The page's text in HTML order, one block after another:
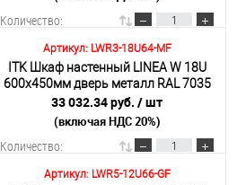
Количество:
В корзину
Подробнее
Артикул: LWR3-18U64-MF
ITK Шкаф настенный LINEA W 18U
600х450мм дверь металл RAL 7035
33 032.34 руб. / шт
(включая НДС 20%)
Количество:
Артикул: LWR5-12U66-GF